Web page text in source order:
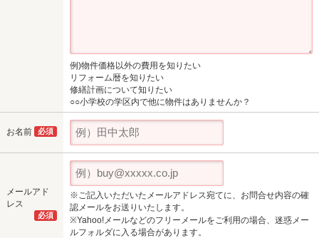
例)物件価格以外の費用を知りたい
リフォーム暦を知りたい
修繕計画について知りたい
○○小学校の学区内で他に物件はありませんか？
お名前 必須
メールアド
レス
必須
※ご記入いただいたメールアドレス宛てに、お問合せ内容の確
認メールをお送りいたします。
※Yahoo!メールなどのフリーメールをご利用の場合、迷惑メー
ルフォルダに入る場合があります。